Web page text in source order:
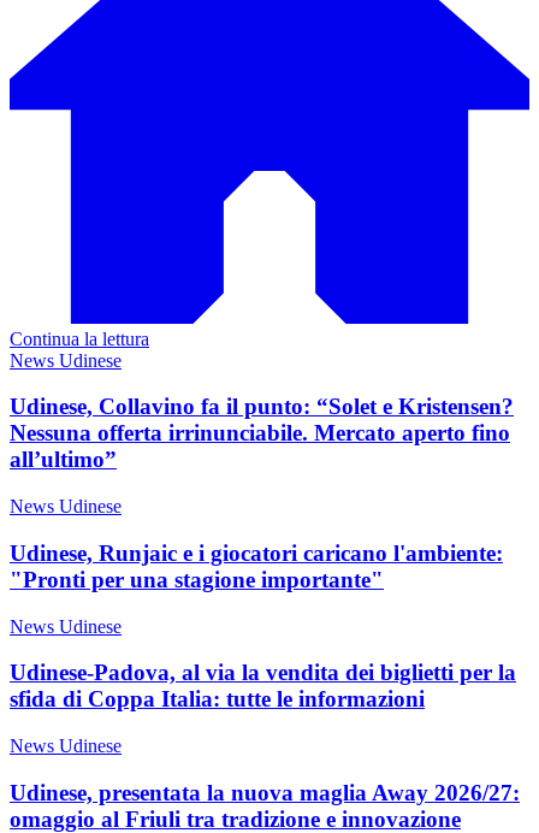
Continua la lettura
News Udinese
Udinese, Collavino fa il punto: “Solet e Kristensen?
Nessuna offerta irrinunciabile. Mercato aperto fino
all’ultimo”
News Udinese
Udinese, Runjaic e i giocatori caricano l'ambiente:
"Pronti per una stagione importante"
News Udinese
Udinese-Padova, al via la vendita dei biglietti per la
sfida di Coppa Italia: tutte le informazioni
News Udinese
Udinese, presentata la nuova maglia Away 2026/27:
omaggio al Friuli tra tradizione e innovazione